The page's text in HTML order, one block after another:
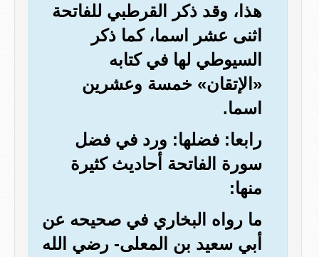
هذا، وقد ذكر القرطبي للفاتحة
اثنى عشر اسما، كما ذكر
السيوطي لها في كتابه
«الإتقان» خمسة وعشرين
اسما.
رابعا: فضلها: ورد في فضل
سورة الفاتحة أحاديث كثيرة
منها:
ما رواه البخاري في صحيحه عن
أبي سعيد بن المعلى- رضي الله